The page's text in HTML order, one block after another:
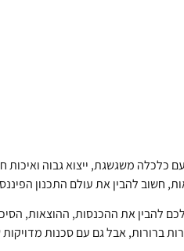
משגשגת, ייצוא גבוה ואיכות
חשוב להבין את עולם התכנון
להבין את ההכנסות, ההוצאות,
ברורות, אבל גם עם סכנות